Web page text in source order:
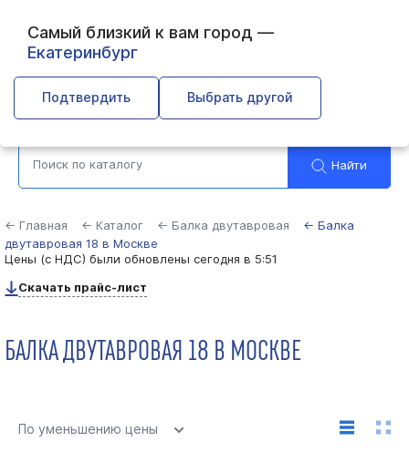
Самый близкий к вам город —
Екатеринбург
Подтвердить Выбрать другой
Москва
Найти
← Главная ← Каталог ← Балка двутавровая
← Балка
двутавровая 18 в Москве
Цены (с НДС) были обновлены сегодня в 5:51
Скачать прайс-лист
БАЛКА ДВУТАВРОВАЯ 18 В МОСКВЕ
По уменьшению цены